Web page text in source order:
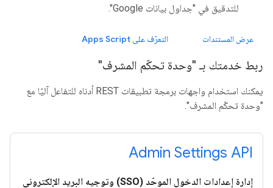
للتدقيق في "جداول بيانات Google".
عرض المستندات التعرّف على Apps Script
ربط خدمتك بـ "وحدة تحكّم المشرف"
يمكنك استخدام واجهات برمجة تطبيقات REST أدناه للتفاعل آليًا مع
"وحدة تحكّم المشرف".
Admin Settings API
إدارة إعدادات الدخول الموحّد (SSO) وتوجيه البريد الإلكتروني